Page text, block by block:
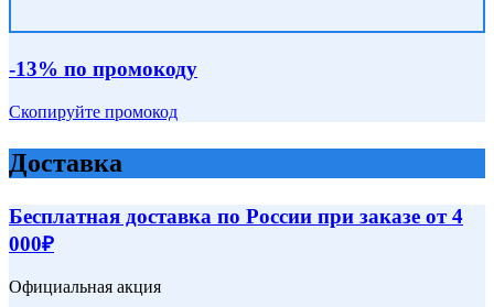
-13% по промокоду
Скопируйте промокод
Доставка
Бесплатная доставка по России при заказе от 4
000₽
Официальная акция